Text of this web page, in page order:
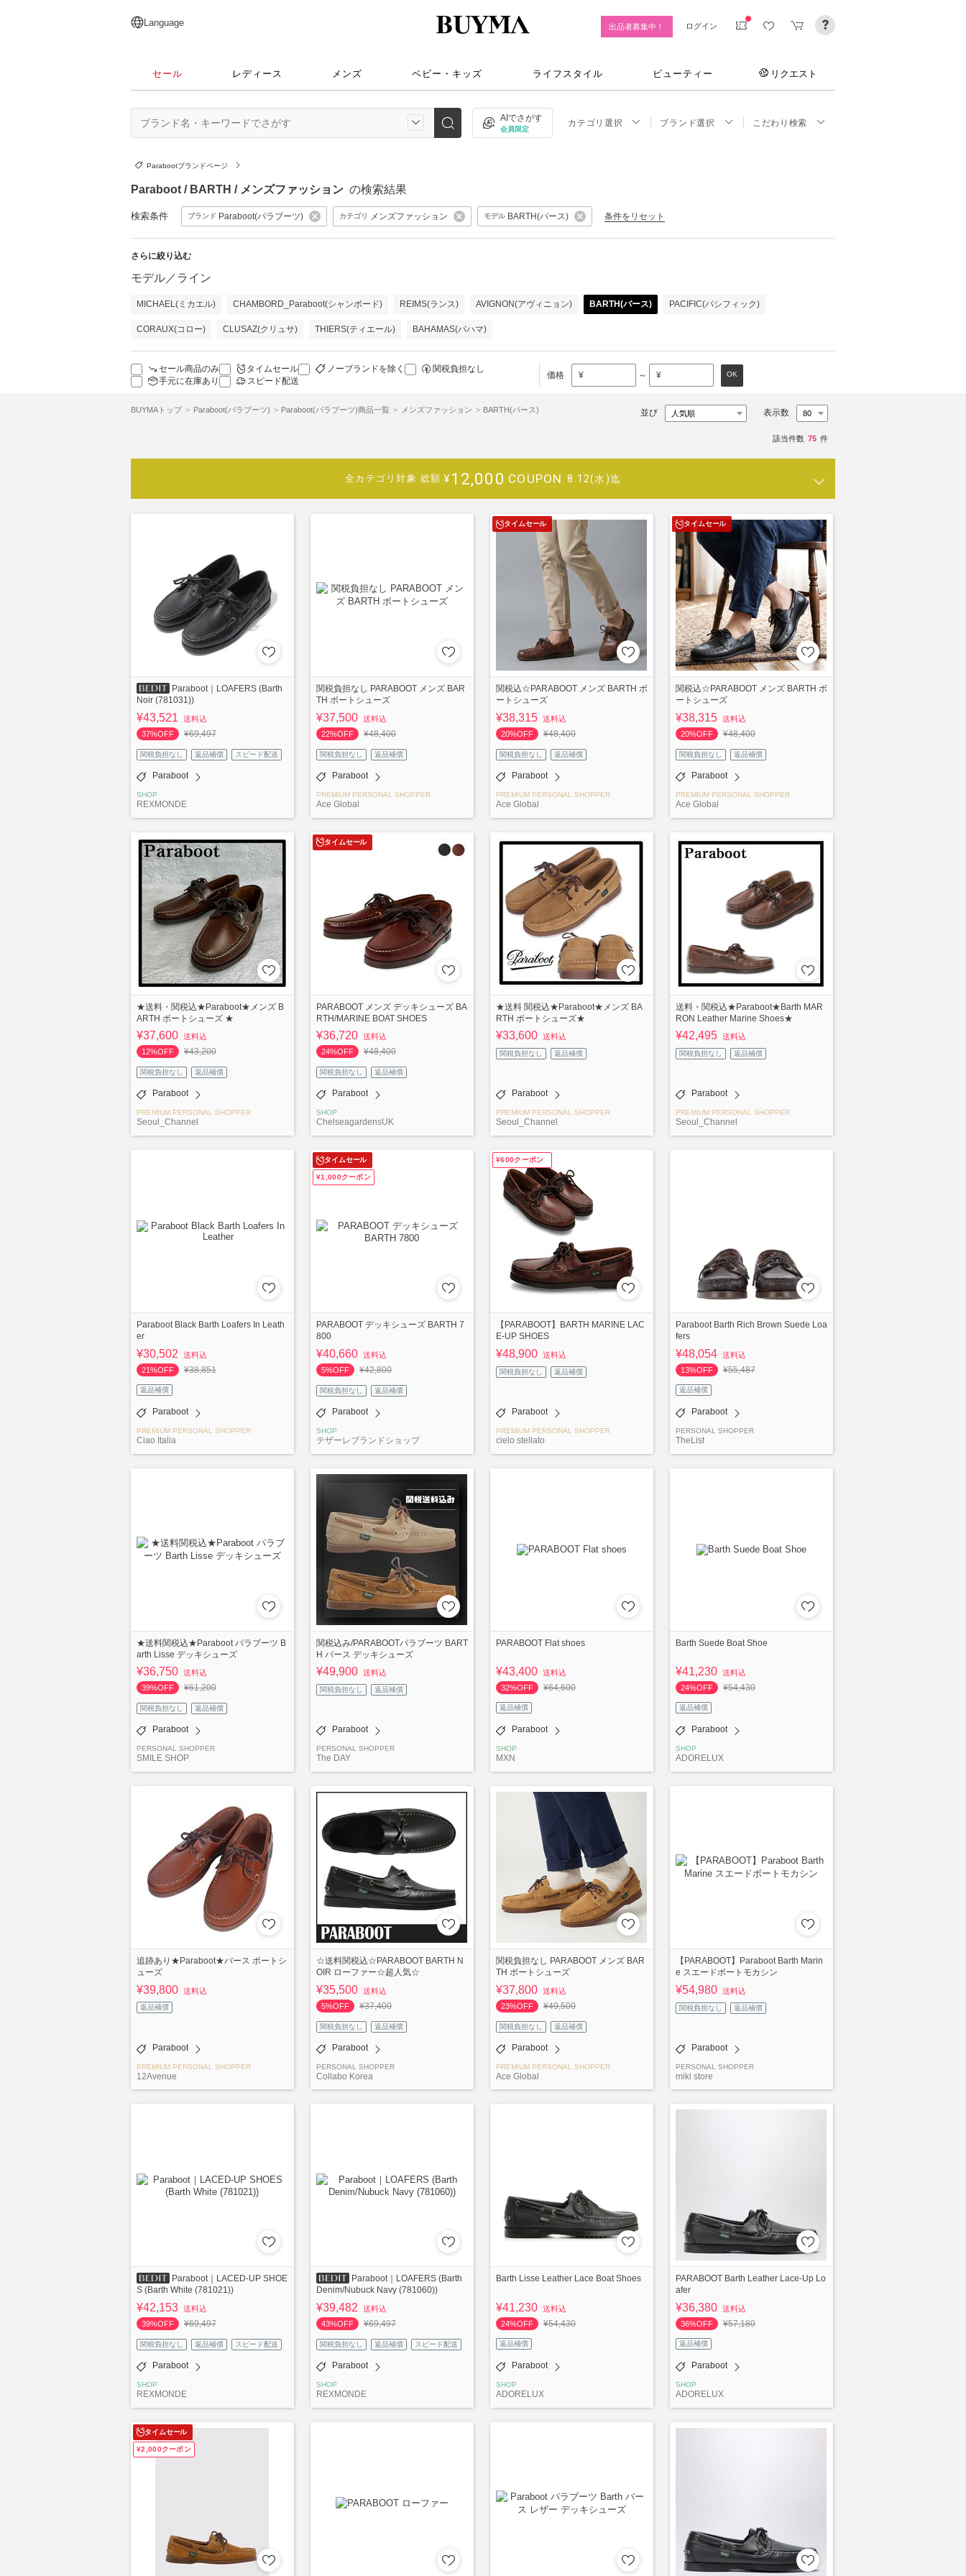
日本語
English
简体中文
繁體中文
Language 出品者募集中！ ログイン
セール レディース メンズ ベビー・キッズ ライフスタイル ビューティー リクエスト
AIでさがす
会員限定
カテゴリ選択 ブランド選択 こだわり検索
Parabootブランドページ
Paraboot / BARTH / メンズファッション の検索結果
検索条件 ブランド Paraboot(パラブーツ) カテゴリ メンズファッション モデル BARTH(バース) 条件をリセット
さらに絞り込む
モデル／ライン
MICHAEL(ミカエル) CHAMBORD_Paraboot(シャンボード) REIMS(ランス) AVIGNON(アヴィニョン) BARTH(バース) PACIFIC(パシフィック)
CORAUX(コロー) CLUSAZ(クリュサ) THIERS(ティエール) BAHAMAS(バハマ)
セール商品のみ タイムセール ノーブランドを除く
関税負担なし
手元に在庫あり
スピード配送
価格 ¥ ～ ¥ OK
BUYMAトップ Paraboot(パラブーツ) Paraboot(パラブーツ)商品一覧 メンズファッション BARTH(バース) 並び 表示数
該当件数 75 件
全カテゴリ対象 総額 ¥12,000 COUPON 8.12(水)迄
Paraboot｜LOAFERS (Barth
Noir (781031))
¥43,521
送料込
37%OFF
¥69,497
関税負担なし 返品補償 スピード配送
Paraboot
SHOP
REXMONDE
関税負担なし PARABOOT メンズ BAR
TH ボートシューズ
¥37,500 送料込
22%OFF
¥48,400
関税負担なし 返品補償
Paraboot
PREMIUM PERSONAL SHOPPER
Ace Global
タイムセール
関税込☆PARABOOT メンズ BARTH ボ
ートシューズ
¥38,315 送料込
20%OFF
¥48,400
関税負担なし 返品補償
Paraboot
PREMIUM PERSONAL SHOPPER
Ace Global
タイムセール
関税込☆PARABOOT メンズ BARTH ボ
ートシューズ
¥38,315 送料込
20%OFF
¥48,400
関税負担なし 返品補償
Paraboot
PREMIUM PERSONAL SHOPPER
Ace Global
★送料・関税込★Paraboot★メンズ B
ARTH ボートシューズ ★
¥37,600 送料込
12%OFF
¥43,200
関税負担なし 返品補償
Paraboot
PREMIUM PERSONAL SHOPPER
Seoul_Channel
タイムセール
PARABOOT メンズ デッキシューズ BA
RTH/MARINE BOAT SHOES
¥36,720 送料込
24%OFF
¥48,400
関税負担なし 返品補償
Paraboot
SHOP
ChelseagardensUK
★送料 関税込★Paraboot★メンズ BA
RTH ボートシューズ★
¥33,600 送料込
関税負担なし 返品補償
Paraboot
PREMIUM PERSONAL SHOPPER
Seoul_Channel
送料・関税込★Paraboot★Barth MAR
RON Leather Marine Shoes★
¥42,495 送料込
関税負担なし 返品補償
Paraboot
PREMIUM PERSONAL SHOPPER
Seoul_Channel
Paraboot Black Barth Loafers In Leath
er
¥30,502
送料込
21%OFF
¥38,851
返品補償
Paraboot
PREMIUM PERSONAL SHOPPER
Ciao Italia
タイムセール
¥1,000クーポン
PARABOOT デッキシューズ BARTH 7
800
¥40,660 送料込
5%OFF
¥42,800
関税負担なし 返品補償
Paraboot
SHOP
テザーレブランドショップ
¥600クーポン
【PARABOOT】BARTH MARINE LAC
E-UP SHOES
¥48,900 送料込
関税負担なし 返品補償
Paraboot
PREMIUM PERSONAL SHOPPER
cielo stellato
Paraboot Barth Rich Brown Suede Loa
fers
¥48,054 送料込
13%OFF
¥55,487
返品補償
Paraboot
PERSONAL SHOPPER
TheList
★送料関税込★Paraboot パラブーツ B
arth Lisse デッキシューズ
¥36,750 送料込
39%OFF
¥61,200
関税負担なし 返品補償
Paraboot
PERSONAL SHOPPER
SMILE SHOP
関税込み/PARABOOTパラブーツ BART
H バース デッキシューズ
¥49,900 送料込
関税負担なし 返品補償
Paraboot
PERSONAL SHOPPER
The DAY
PARABOOT Flat shoes
¥43,400 送料込
32%OFF
¥64,600
返品補償
Paraboot
SHOP
MXN
Barth Suede Boat Shoe
¥41,230 送料込
24%OFF
¥54,430
返品補償
Paraboot
SHOP
ADORELUX
追跡あり★Paraboot★バース ボートシ
ューズ
¥39,800 送料込
返品補償
Paraboot
PREMIUM PERSONAL SHOPPER
12Avenue
☆送料関税込☆PARABOOT BARTH N
OIR ローファー☆超人気☆
¥35,500 送料込
5%OFF
¥37,400
関税負担なし 返品補償
Paraboot
PERSONAL SHOPPER
Collabo Korea
関税負担なし PARABOOT メンズ BAR
TH ボートシューズ
¥37,800 送料込
23%OFF
¥49,500
関税負担なし 返品補償
Paraboot
PREMIUM PERSONAL SHOPPER
Ace Global
【PARABOOT】Paraboot Barth Marin
e スエードボートモカシン
¥54,980 送料込
関税負担なし 返品補償
Paraboot
PERSONAL SHOPPER
miki store
Paraboot｜LACED-UP SHOE
S (Barth White (781021))
¥42,153 送料込
39%OFF
¥69,497
関税負担なし 返品補償 スピード配送
Paraboot
SHOP
REXMONDE
Paraboot｜LOAFERS (Barth
Denim/Nubuck Navy (781060))
¥39,482
送料込
43%OFF
¥69,497
関税負担なし 返品補償 スピード配送
Paraboot
SHOP
REXMONDE
Barth Lisse Leather Lace Boat Shoes
¥41,230 送料込
24%OFF
¥54,430
返品補償
Paraboot
SHOP
ADORELUX
PARABOOT Barth Leather Lace-Up Lo
afer
¥36,380 送料込
36%OFF
¥57,180
返品補償
Paraboot
SHOP
ADORELUX
タイムセール
¥2,000クーポン